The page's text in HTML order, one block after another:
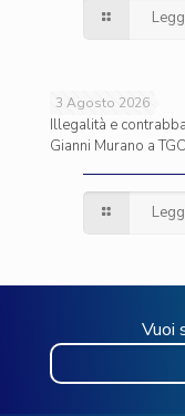
3 Agosto 2026
Illegalità e
Gianni Murano a
Vuoi